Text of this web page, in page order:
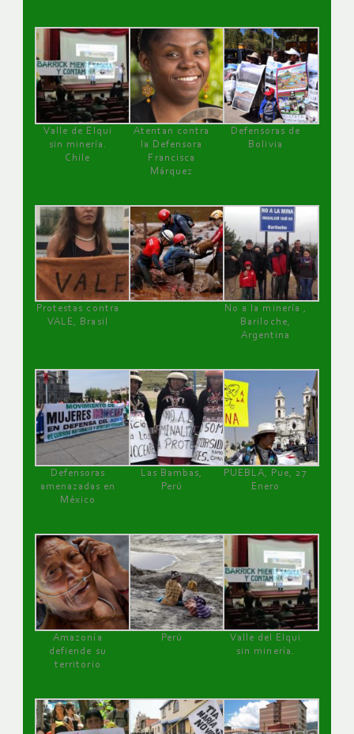
Valle de Elqui
sin minería.
Chile
Atentan contra
la Defensora
Francisca
Márquez
Defensoras de
Bolivia
Protestas contra
VALE, Brasil
No a la minería ,
Bariloche,
Argentina
Defensoras
amenazadas en
México
Las Bambas,
Perú
PUEBLA, Pue, 27
Enero
Amazonía
defiende su
territorio
Perú
Valle del Elqui
sin minería.